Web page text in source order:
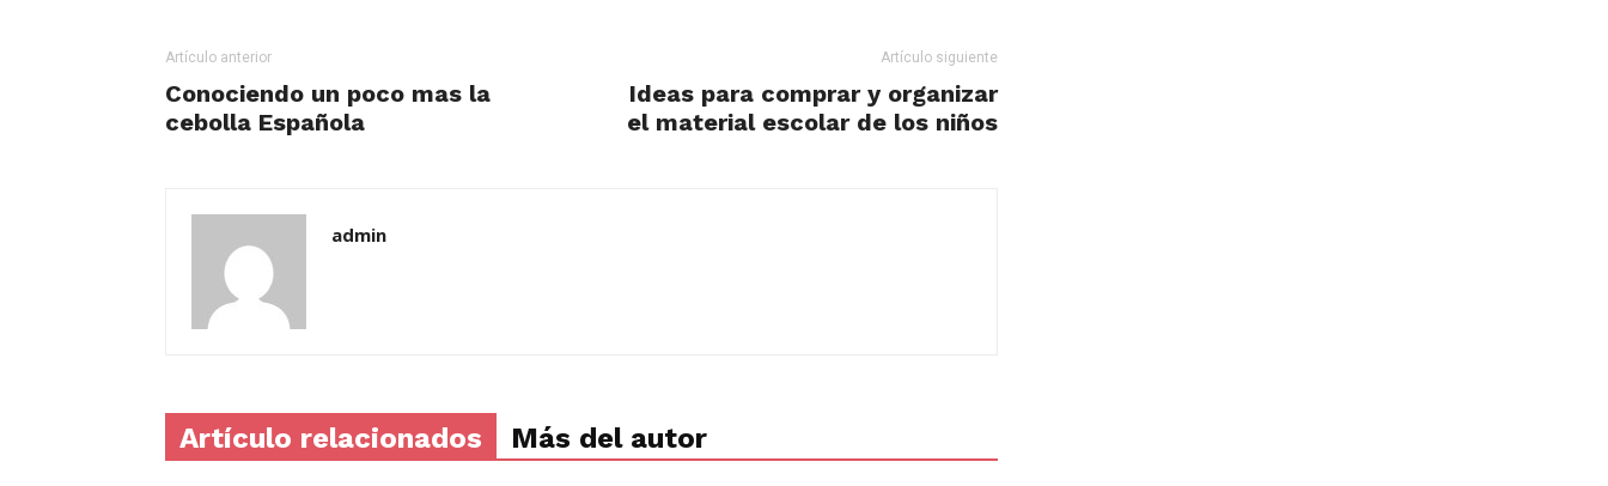
Artículo anterior
Conociendo un poco mas la
cebolla Española
Artículo siguiente
Ideas para comprar y organizar
el material escolar de los niños
admin
Artículo relacionados Más del autor